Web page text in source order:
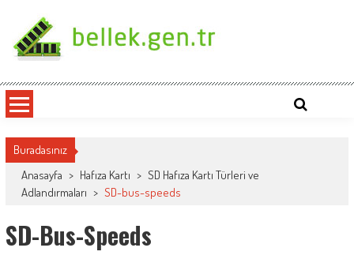
content
bellek.gen.tr
Buradasınız
Anasayfa > Hafıza Kartı > SD Hafıza Kartı Türleri ve
Adlandırmaları > SD-bus-speeds
SD-Bus-Speeds